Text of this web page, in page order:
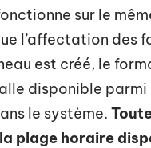
sur le
l’affectation des
est créé, le
disponible parmi
le système.
plage horaire